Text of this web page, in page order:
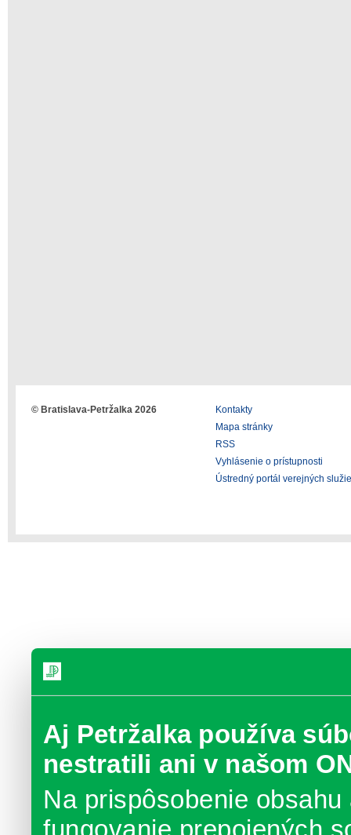
Aj Petržalka používa
nestratili ani v našom
Na prispôsobenie
© Bratislava-Petržalka 2026
Kontakty
Mapa stránky
RSS
Vyhlásenie o prístupnosti
Ústredný portál verejných